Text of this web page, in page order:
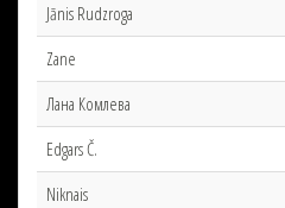
Jānis Rudzroga
Zane
Лана Комлева
Edgars Č.
Niknais